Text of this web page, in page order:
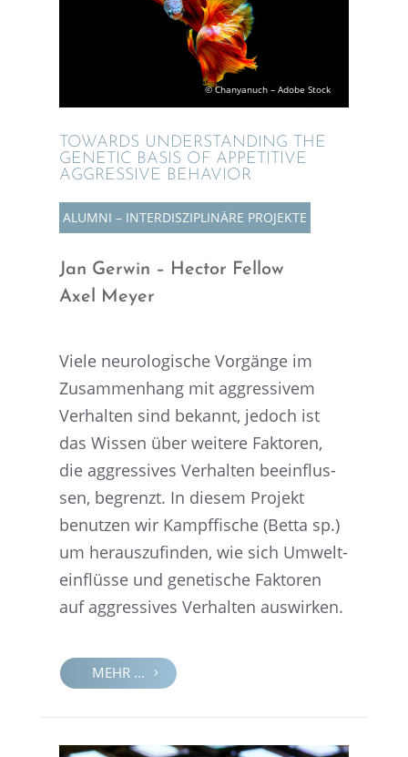
TOWARDS UNDER­STAN­DING THE
GENETIC BASIS OF APPETI­TIVE
AGGRES­SIVE BEHAVIOR
ALUMNI – INTER­DIS­ZI­PLI­NÄRE PROJEKTE
Jan Gerwin – Hector Fellow
Axel Meyer
Viele neuro­lo­gi­sche Vorgänge im
Zusam­men­hang mit aggres­si­vem
Verhal­ten sind bekannt, jedoch ist
das Wissen über weitere Fakto­ren,
die aggres­si­ves Verhal­ten beein­flus­
sen, begrenzt. In diesem Projekt
benut­zen wir Kampf­fi­sche (Betta sp.)
um heraus­zu­fin­den, wie sich Umwelt­
ein­flüsse und geneti­sche Fakto­ren
auf aggres­si­ves Verhal­ten auswirken.
MEHR ...
© Chanya­nuch – Adobe Stock